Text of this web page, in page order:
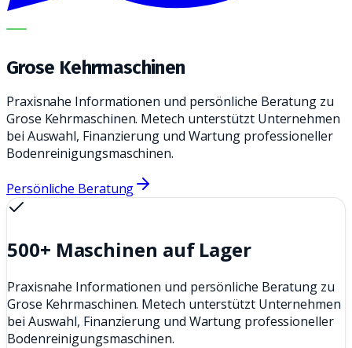
METECH
Grose Kehrmaschinen
Praxisnahe Informationen und persönliche Beratung zu
Grose Kehrmaschinen. Metech unterstützt Unternehmen
bei Auswahl, Finanzierung und Wartung professioneller
Bodenreinigungsmaschinen.
Persönliche Beratung
500+ Maschinen auf Lager
Praxisnahe Informationen und persönliche Beratung zu
Grose Kehrmaschinen. Metech unterstützt Unternehmen
bei Auswahl, Finanzierung und Wartung professioneller
Bodenreinigungsmaschinen.